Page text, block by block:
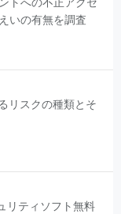
トへの不正アクセ
いの有無を調査
リスクの種類とそ
リティソフト無料